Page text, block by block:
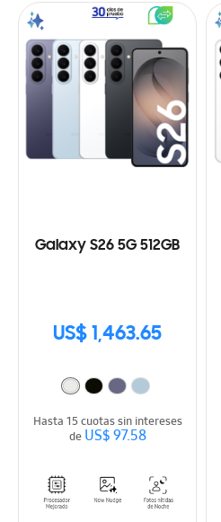
Galaxy S26 5G 512GB
US$ 1,463.65
Hasta 15 cuotas sin intereses
deUS$ 97.58